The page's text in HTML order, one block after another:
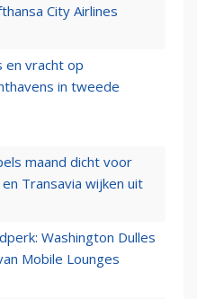
City Airlines
en vracht op
in tweede
maand dicht voor
Transavia wijken uit
Washington Dulles
Mobile Lounges